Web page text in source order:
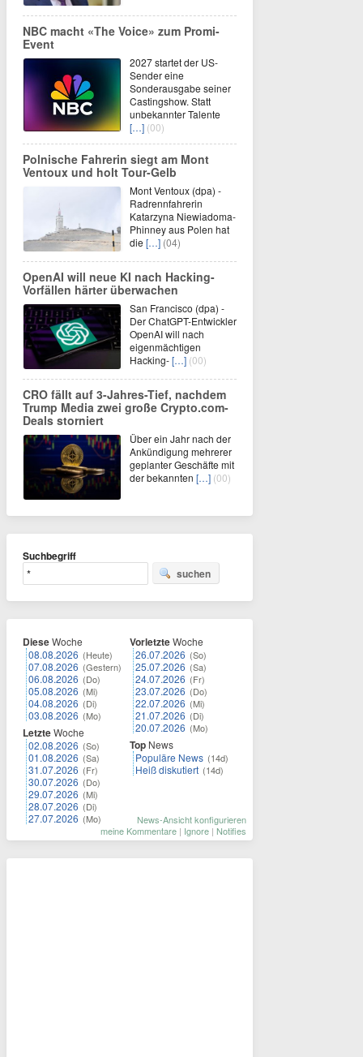
NBC macht «The Voice» zum Promi-
Event
2027 startet der US-
Sender eine
Sonderausgabe seiner
Castingshow. Statt
unbekannter Talente
[…] (00)
Polnische Fahrerin siegt am Mont
Ventoux und holt Tour-Gelb
Mont Ventoux (dpa) -
Radrennfahrerin
Katarzyna Niewiadoma-
Phinney aus Polen hat
die […] (04)
OpenAI will neue KI nach Hacking-
Vorfällen härter überwachen
San Francisco (dpa) -
Der ChatGPT-Entwickler
OpenAI will nach
eigenmächtigen
Hacking-[…] (00)
CRO fällt auf 3-Jahres-Tief, nachdem
Trump Media zwei große Crypto.com-
Deals storniert
Über ein Jahr nach der
Ankündigung mehrerer
geplanter Geschäfte mit
der bekannten […] (00)
Suchbegriff
suchen
DieseWoche
08.08.2026 (Heute)
07.08.2026 (Gestern)
06.08.2026 (Do)
05.08.2026 (Mi)
04.08.2026 (Di)
03.08.2026 (Mo)
LetzteWoche
02.08.2026 (So)
01.08.2026 (Sa)
31.07.2026 (Fr)
30.07.2026 (Do)
29.07.2026 (Mi)
28.07.2026 (Di)
27.07.2026 (Mo)
VorletzteWoche
26.07.2026 (So)
25.07.2026 (Sa)
24.07.2026 (Fr)
23.07.2026 (Do)
22.07.2026 (Mi)
21.07.2026 (Di)
20.07.2026 (Mo)
Top News
Populäre News (14d)
Heiß diskutiert (14d)
News-Ansicht konfigurieren
meine Kommentare | Ignore | Notifies